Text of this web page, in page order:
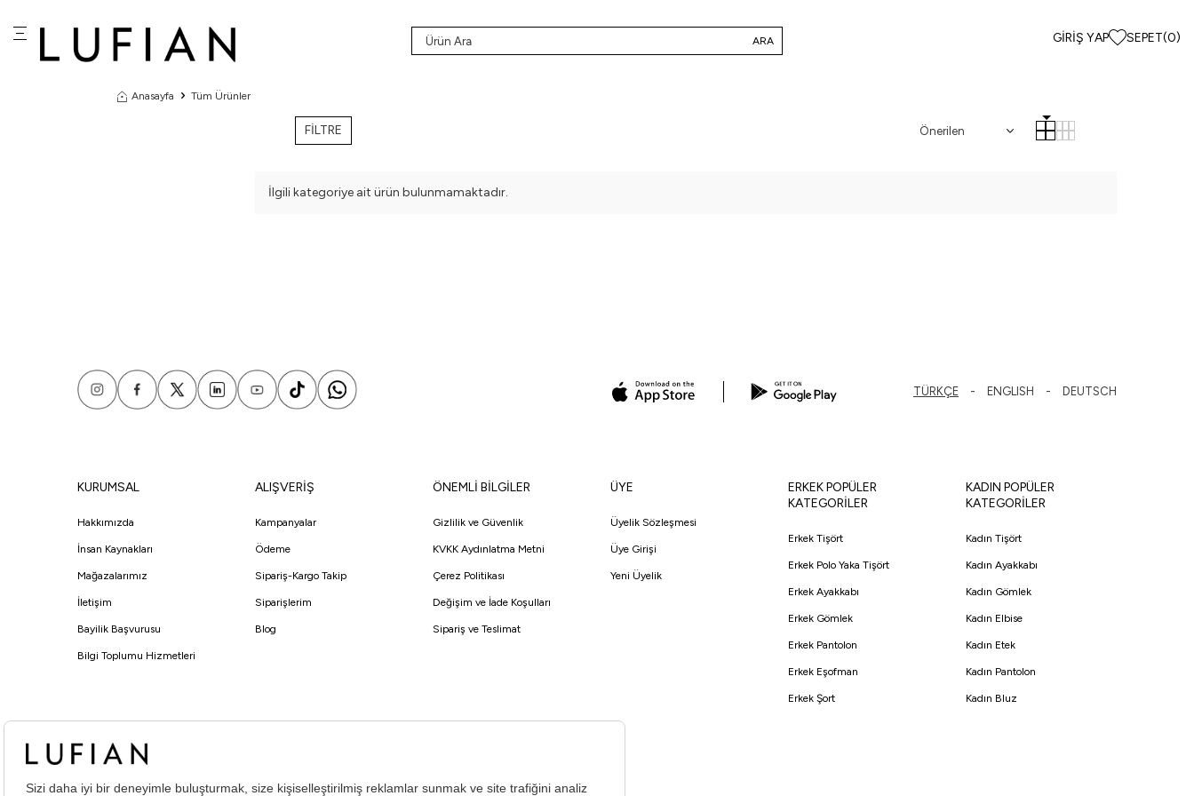
ARA GIRIŞ YAP SEPET(0)
Anasayfa Tüm Ürünler
FİLTRE
İlgili kategoriye ait ürün bulunmamaktadır.
TÜRKÇE ENGLISH DEUTSCH
KURUMSAL
Hakkımızda
İnsan Kaynakları
Mağazalarımız
İletişim
Bayilik Başvurusu
Bilgi Toplumu Hizmetleri
ALIŞVERİŞ
Kampanyalar
Ödeme
Sipariş-Kargo Takip
Siparişlerim
Blog
ÖNEMLİ BİLGİLER
Gizlilik ve Güvenlik
KVKK Aydınlatma Metni
Çerez Politikası
Değişim ve İade Koşulları
Sipariş ve Teslimat
ÜYE
Üyelik Sözleşmesi
Üye Girişi
Yeni Üyelik
ERKEK POPÜLER
KATEGORİLER
Erkek Tişört
Erkek Polo Yaka Tişört
Erkek Ayakkabı
Erkek Gömlek
Erkek Pantolon
Erkek Eşofman
Erkek Şort
KADIN POPÜLER
KATEGORİLER
Kadın Tişört
Kadın Ayakkabı
Kadın Gömlek
Kadın Elbise
Kadın Etek
Kadın Pantolon
Kadın Bluz